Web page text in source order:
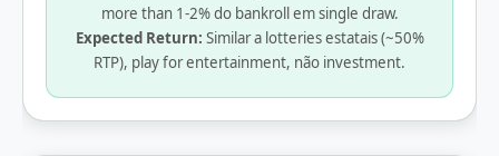
more than 1-2% do bankroll em single draw.
Expected Return: Similar a lotteries estatais (~50%
RTP), play for entertainment, não investment.